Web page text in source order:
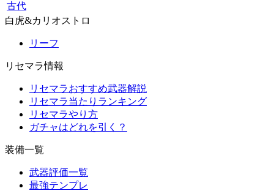
古代
白虎&カリオストロ
リーフ
リセマラ情報
リセマラおすすめ武器解説
リセマラ当たりランキング
リセマラやり方
ガチャはどれを引く？
装備一覧
武器評価一覧
最強テンプレ